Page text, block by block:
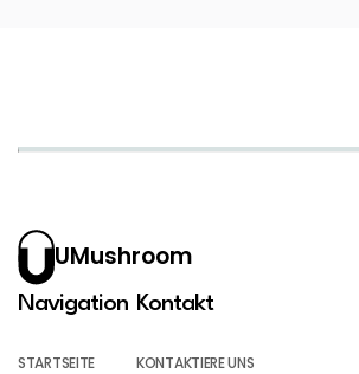
UMushroom
Navigation
STARTSEITE
Kontakt
KONTAKTIERE UNS